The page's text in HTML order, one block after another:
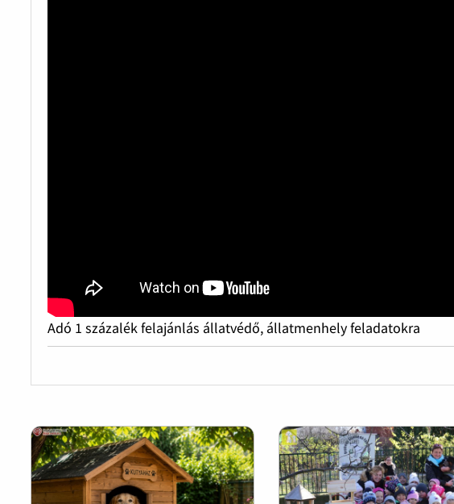
Adó 1 százalék felajánlás állatvédő, állatmenhely feladatokra